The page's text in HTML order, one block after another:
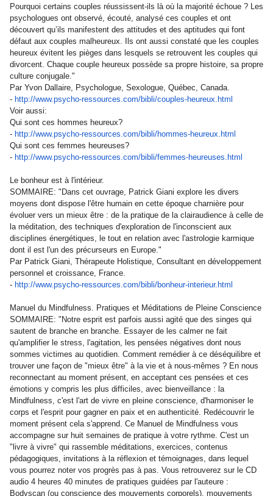
Pourquoi certains couples réussissent-ils là où la majorité échoue ? Les
psychologues ont observé, écouté, analysé ces couples et ont
découvert qu’ils manifestent des attitudes et des aptitudes qui font
défaut aux couples malheureux. Ils ont aussi constaté que les couples
heureux évitent les pièges dans lesquels se retrouvent les couples qui
divorcent. Chaque couple heureux possède sa propre histoire, sa propre
culture conjugale."
Par Yvon Dallaire, Psychologue, Sexologue, Québec, Canada.
- http://www.psycho-ressources.com/bibli/couples-heureux.html
Voir aussi:
Qui sont ces hommes heureux?
- http://www.psycho-ressources.com/bibli/hommes-heureux.html
Qui sont ces femmes heureuses?
- http://www.psycho-ressources.com/bibli/femmes-heureuses. html
Le bonheur est à l'intérieur.
SOMMAIRE: "Dans cet ouvrage, Patrick Giani explore les divers
moyens dont dispose l'être humain en cette époque charnière pour
évoluer vers un mieux être : de la pratique de la clairaudience à celle de
la méditation, des techniques d'exploration de l'inconscient aux
disciplines énergétiques, le tout en relation avec l'astrologie karmique
dont il est l'un des précurseurs en Europe."
Par Patrick Giani, Thérapeute Holistique, Consultant en développement
personnel et croissance, France.
- http://www.psycho-ressources.com/bibli/bonheur-interieur. html
Manuel du Mindfulness. Pratiques et Méditations de Pleine Conscience
SOMMAIRE: "Notre esprit est parfois aussi agité que des singes qui
sautent de branche en branche. Essayer de les calmer ne fait
qu'amplifier le stress, l'agitation, les pensées négatives dont nous
sommes victimes au quotidien. Comment remédier à ce déséquilibre et
trouver une façon de "mieux être" à la vie et à nous-mêmes ? En nous
reconnectant au moment présent, en acceptant ces pensées et ces
émotions y compris les plus difficiles, avec bienveillance : la
Mindfulness, c'est l'art de vivre en pleine conscience, d'harmoniser le
corps et l'esprit pour gagner en paix et en authenticité. Redécouvrir le
moment présent cela s'apprend. Ce Manuel de Mindfulness vous
accompagne sur huit semaines de pratique à votre rythme. C'est un
"livre à vivre" qui rassemble méditations, exercices, contenus
pédagogiques, invitations à la réflexion et témoignages, dans lequel
vous pourrez noter vos progrès pas à pas. Vous retrouverez sur le CD
audio 4 heures 40 minutes de pratiques guidées par l'auteure :
Bodyscan (ou conscience des mouvements corporels), mouvements